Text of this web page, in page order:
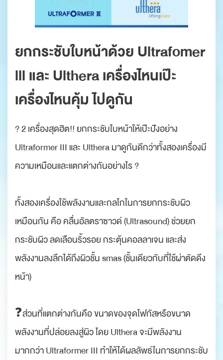
ยกกระชับใบหน้าด้วย Ultrafomer
lll และ Ulthera เครื่องไหนเป๊ะ
เครื่องไหนคุ้ม ไปดูกัน
? 2 เครื่องสุดฮิต!! ยกกระชับใบหน้าให้เป๊ะปังอย่าง
Ultraformer III และ Ulthera มาดูกันดีกว่าทั้งสองเครื่องมี
ความเหมือนและแตกต่างกันอย่างไร ?
ทั้งสองเครื่องใช้พลังงานและกลไกในการยกกระชับผิว
เหมือนกัน คือ คลื่นอัลตราซาวด์ (Ultrasound) ช่วยยก
กระชับผิว ลดเลือนริ้วรอย กระตุ้นคอลลาเจน และส่ง
พลังงานลงลึกได้ถึงผิวชั้น smas (ชั้นเดียวกับที่ใช้ผ่าตัดดึง
หน้า)
❓ส่วนที่แตกต่างกันคือ ขนาดของจุดโฟกัสหรือขนาด
พลังงานที่ปล่อยลงสู่ผิว โดย Ulthera จะมีพลังงาน
มากกว่า Ultraformer III ทำให้ได้ผลลัพธ์ในการยกกระชับ